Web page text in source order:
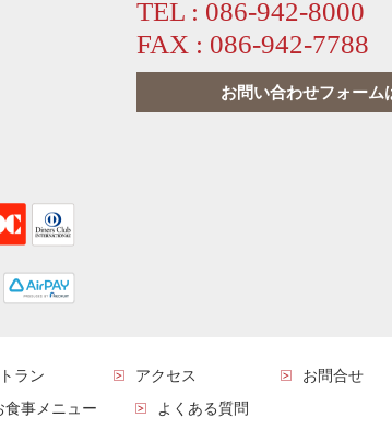
TEL : 086-942-8000
FAX : 086-942-7788
お問い合わせフォーム
ラン
食事メニュー
アクセス
よくある質問
お問合せ